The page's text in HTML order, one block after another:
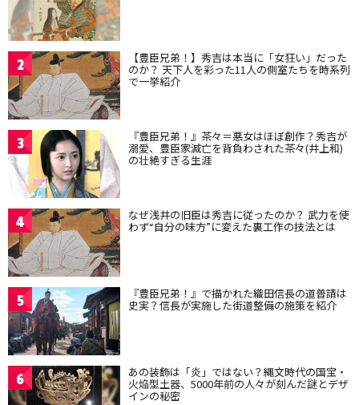
2 【豊臣兄弟！】秀吉は本当に「女狂い」だった
のか？ 天下人を彩った11人の側室たちを時系列
で一挙紹介
3 『豊臣兄弟！』茶々＝悪女はほぼ創作？秀吉が
溺愛、豊臣家滅亡を背負わされた茶々(井上和)
の壮絶すぎる生涯
4 なぜ浅井の旧臣は秀吉に従ったのか？ 武力を使
わず“自分の味方”に変えた裏工作の技法とは
5 『豊臣兄弟！』で描かれた織田信長の道普請は
史実？信長が実施した街道整備の施策を紹介
6 あの装飾は「炎」ではない？縄文時代の国宝・
火焔型土器、5000年前の人々が刻んだ謎とデザ
インの秘密